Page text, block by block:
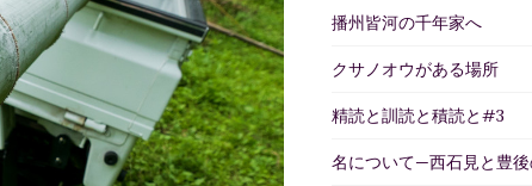
播州皆河の千年家へ
クサノオウがある場所
精読と訓読と積読と#3
名について—西石見と豊後